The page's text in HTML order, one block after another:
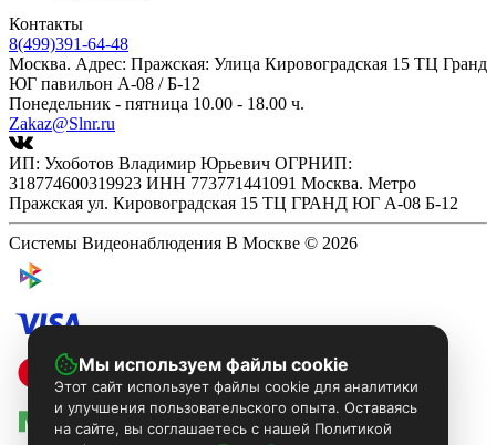
Контакты
8(499)391-64-48
Москва. Адрес: Пражская: Улица Кировоградская 15 ТЦ Гранд
ЮГ павильон А-08 / Б-12
Понедельник - пятница 10.00 - 18.00 ч.
Zakaz@Slnr.ru
ИП: Ухоботов Владимир Юрьевич ОГРНИП:
318774600319923 ИНН 773771441091 Москва. Метро
Пражская ул. Кировоградская 15 ТЦ ГРАНД ЮГ А-08 Б-12
Системы Видеонаблюдения В Москве © 2026
Мы используем файлы cookie
Этот сайт использует файлы cookie для аналитики
и улучшения пользовательского опыта. Оставаясь
на сайте, вы соглашаетесь с нашей Политикой